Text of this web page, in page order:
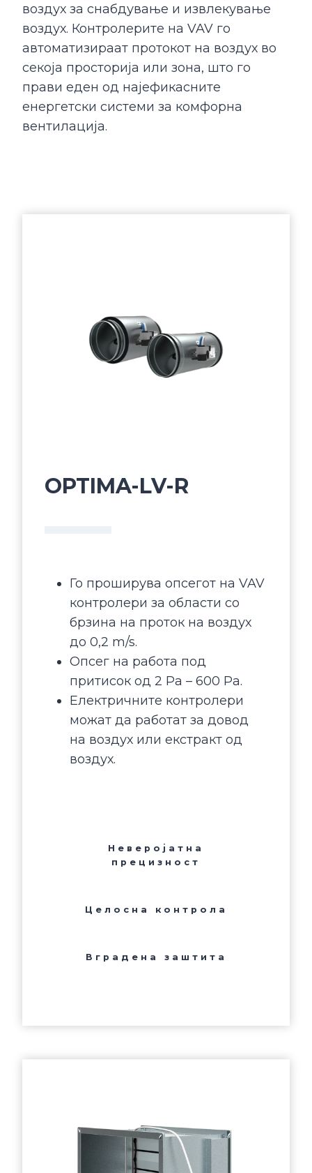
воздух за снабдување и извлекување
воздух. Контролерите на VAV го
автоматизираат протокот на воздух во
секоја просторија или зона, што го
прави еден од најефикасните
енергетски системи за комфорна
вентилација.
OPTIMA-LV-R
Го проширува опсегот на VAV
контролери за области со
брзина на проток на воздух
до 0,2 m/s.
Опсег на работа под
притисок од 2 Pa – 600 Pa.
Електричните контролери
можат да работат за довод
на воздух или екстракт од
воздух.
Неверојатна
прецизност
Целосна контрола
Вградена заштита